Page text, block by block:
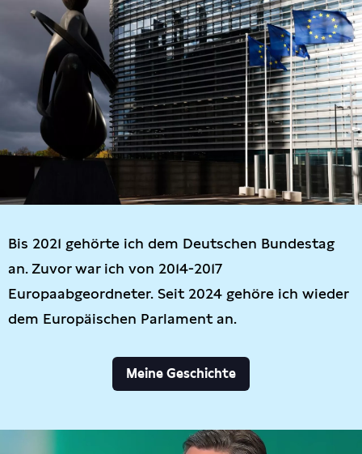
Bis 2021 gehörte ich dem Deutschen Bundestag
an. Zuvor war ich von 2014-2017
Europaabgeordneter. Seit 2024 gehöre ich wieder
dem Europäischen Parlament an.
Meine Geschichte